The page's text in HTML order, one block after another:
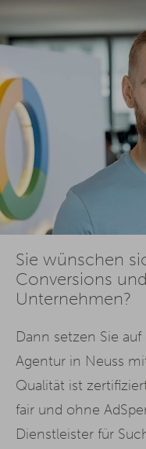
Sie wünschen
Conversions
Unternehmen?
Dann setzen Sie
Agentur in Neuss
Qualität ist
fair und ohne
Dienstleister für